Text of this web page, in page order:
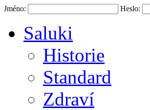
Jméno: Heslo:
Saluki
Historie
Standard
Zdraví